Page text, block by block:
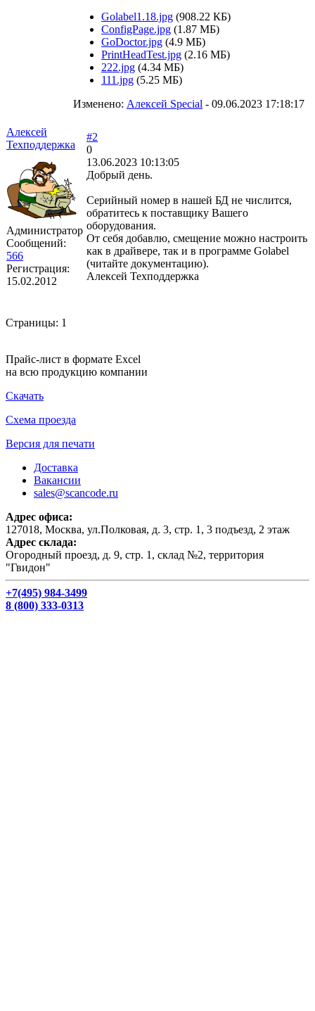
Golabel1.18.jpg (908.22 КБ)
ConfigPage.jpg (1.87 МБ)
GoDoctor.jpg (4.9 МБ)
PrintHeadTest.jpg (2.16 МБ)
222.jpg (4.34 МБ)
111.jpg (5.25 МБ)
Изменено: Алексей Special - 09.06.2023 17:18:17
Алексей
Техподдержка
Администратор
Сообщений:
566
Регистрация:
15.02.2012
#2
0
13.06.2023 10:13:05
Добрый день.
Серийный номер в нашей БД не числится,
обратитесь к поставщику Вашего
оборудования.
От себя добавлю, смещение можно настроить
как в драйвере, так и в программе Golabel
(читайте документацию).
Алексей Техподдержка
Страницы: 1
Прайс-лист в формате Excel
на всю продукцию компании
Скачать
Схема проезда
Версия для печати
Доставка
Вакансии
sales@scancode.ru
Адрес офиса:
127018, Москва, ул.Полковая, д. 3, стр. 1, 3 подъезд, 2 этаж
Адрес склада:
Огородный проезд, д. 9, стр. 1, склад №2, территория
"Гвидон"
+7(495) 984-3499
8 (800) 333-0313